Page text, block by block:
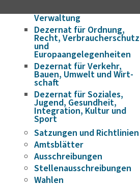
Verwaltung
Dezernat für Ordnung,
Recht, Verbraucherschutz
und
Europaangelegenheiten
Dezernat für Verkehr,
Bauen, Umwelt und Wirt­
schaft
Dezernat für Soziales,
Jugend, Gesundheit,
Integration, Kultur und
Sport
Satzungen und Richtlinien
Amtsblätter
Ausschreibungen
Stellenausschreibungen
Wahlen